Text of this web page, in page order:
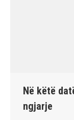
Në këtë
ngjarje